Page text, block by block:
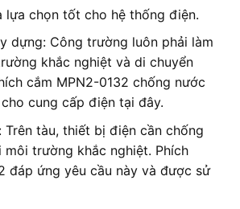
lựa chọn tốt cho hệ thống điện.
dựng: Công trường luôn phải làm
khắc nghiệt và di chuyển
cắm MPN2-0132 chống nước
cung cấp điện tại đây.
Trên tàu, thiết bị điện cần chống
môi trường khắc nghiệt. Phích
đáp ứng yêu cầu này và được sử